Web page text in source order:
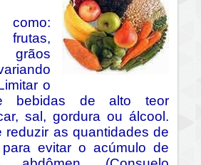
grãos
o
bebidas de alto teor
sal, gordura ou álcool.
reduzir as quantidades de
para evitar o acúmulo de